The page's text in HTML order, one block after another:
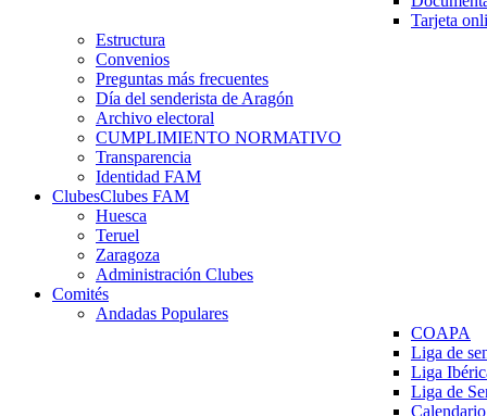
Tarjeta
Estructura
Convenios
Preguntas más frecuentes
Día del senderista de Aragón
Archivo electoral
CUMPLIMIENTO NORMATIVO
Transparencia
Identidad FAM
ClubesClubes FAM
Huesca
Teruel
Zaragoza
Administración Clubes
Comités
Andadas Populares
COAPA
Liga de
Liga
Liga de
Calendario